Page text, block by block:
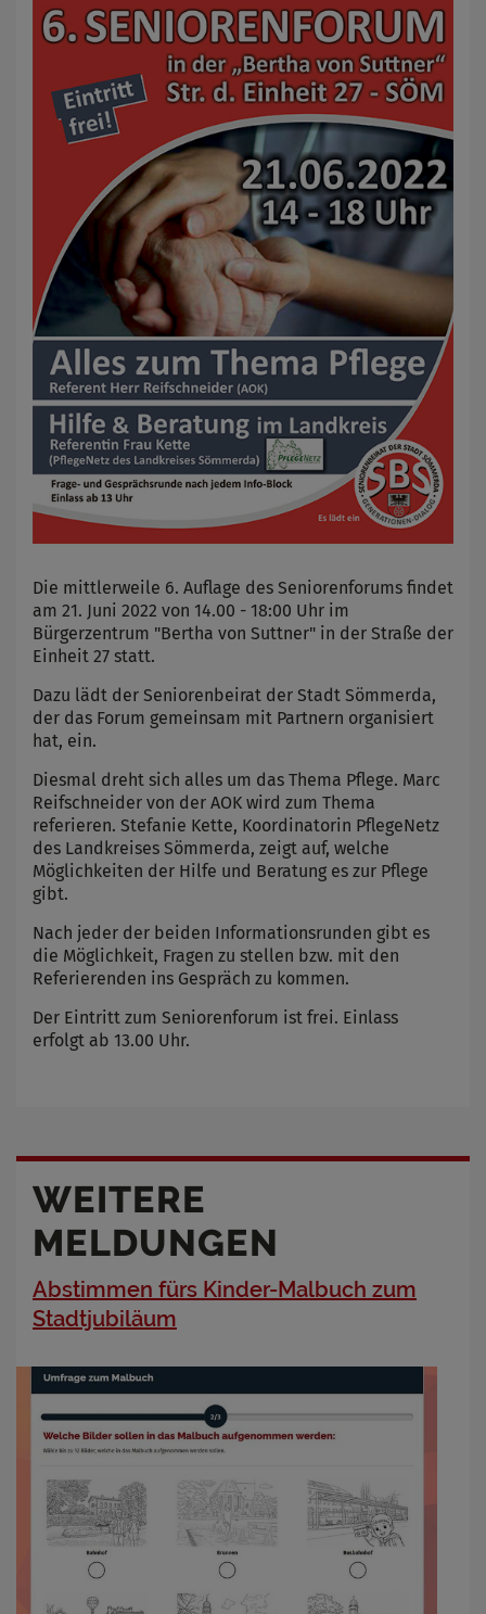
Die mittlerweile 6. Auflage des Seniorenforums findet
am 21. Juni 2022 von 14.00 - 18:00 Uhr im
Bürgerzentrum "Bertha von Suttner" in der Straße der
Einheit 27 statt.
Dazu lädt der Seniorenbeirat der Stadt Sömmerda,
der das Forum gemeinsam mit Partnern organisiert
hat, ein.
Diesmal dreht sich alles um das Thema Pflege. Marc
Reifschneider von der AOK wird zum Thema
referieren. Stefanie Kette, Koordinatorin PflegeNetz
des Landkreises Sömmerda, zeigt auf, welche
Möglichkeiten der Hilfe und Beratung es zur Pflege
gibt.
Nach jeder der beiden Informationsrunden gibt es
die Möglichkeit, Fragen zu stellen bzw. mit den
Referierenden ins Gespräch zu kommen.
Der Eintritt zum Seniorenforum ist frei. Einlass
erfolgt ab 13.00 Uhr.
WEITERE
MELDUNGEN
Abstimmen fürs Kinder-Malbuch zum
Stadtjubiläum